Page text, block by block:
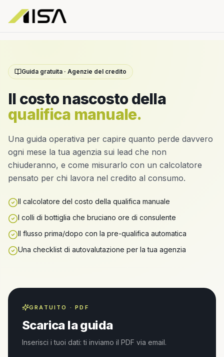
Guida gratuita · Agenzie del credito
Il costo nascosto della
qualifica manuale.
Una guida operativa per capire quanto perde davvero
ogni mese la tua agenzia sui lead che non
chiuderanno, e come misurarlo con un calcolatore
pensato per chi lavora nel credito al consumo.
Il calcolatore del costo della qualifica manuale
I colli di bottiglia che bruciano ore di consulente
Il flusso prima/dopo con la pre-qualifica automatica
Una checklist di autovalutazione per la tua agenzia
GRATUITO · PDF
Scarica la guida
Inserisci i tuoi dati: ti inviamo il PDF via email.